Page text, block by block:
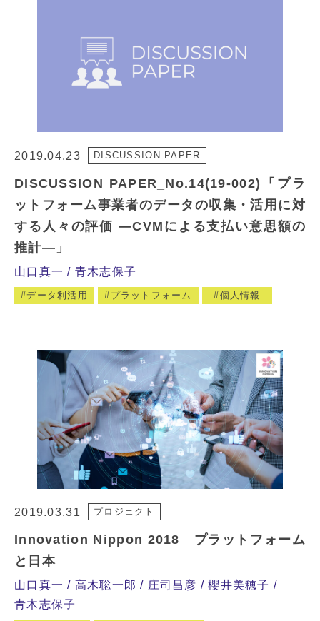
2019.04.23 DISCUSSION PAPER
DISCUSSION PAPER_No.14(19-002)「プラ
ットフォーム事業者のデータの収集・活用に対
する人々の評価 ―CVMによる支払い意思額の
推計―」
山口真一 青木志保子
データ利活用 プラットフォーム 個人情報
2019.03.31 プロジェクト
Innovation Nippon 2018 プラットフォーム
と日本
山口真一 高木聡一郎 庄司昌彦
櫻井美穂子
青木志保子